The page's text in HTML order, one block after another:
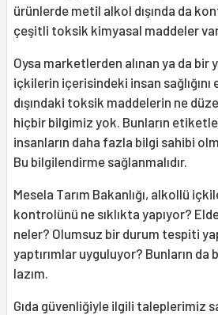
ürünlerde metil alkol dışında da
çeşitli toksik kimyasal maddeler
Oysa marketlerden alınan ya da bir
içkilerin içerisindeki insan
dışındaki toksik maddelerin ne
hiçbir bilgimiz yok. Bunların
insanların daha fazla bilgi sahibi
Bu bilgilendirme sağlanmalıdır.
Mesela Tarım Bakanlığı, alkollü
kontrolünü ne sıklıkta yapıyor?
neler? Olumsuz bir durum tespiti
yaptırımlar uyguluyor? Bunların da
lazım.
Gıda güvenliğiyle ilgili taleplerimiz